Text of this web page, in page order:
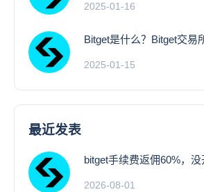
2025-01-16
Bitget是什么？Bitget交易
2025-01-15
最近发表
bitget手续费返佣60%，
2026-08-01